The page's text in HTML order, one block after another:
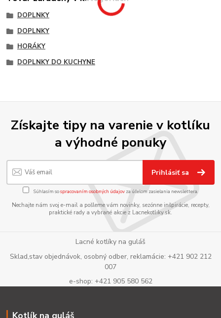
DOPLNKY
DOPLNKY
HORÁKY
DOPLNKY DO KUCHYNE
Získajte tipy na varenie v kotlíku
a výhodné ponuky
Prihlásiť sa
Súhlasím sospracovaním osobných údajov za účelom zasielania newslettera.
Nechajte nám svoj e-mail a pošleme vám novinky, sezónne inšpirácie, recepty,
praktické rady a vybrané akcie z Lacnekotliky.sk.
Lacné kotlíky na guláš
Sklad,stav objednávok, osobný odber, reklamácie: +421 902 212
007
e-shop: +421 905 580 562